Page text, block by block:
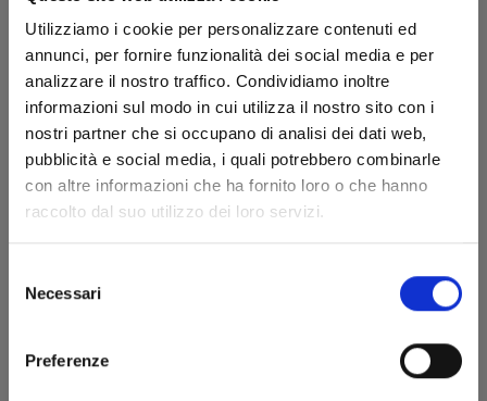
Utilizziamo i cookie per personalizzare contenuti ed
annunci, per fornire funzionalità dei social media e per
analizzare il nostro traffico. Condividiamo inoltre
informazioni sul modo in cui utilizza il nostro sito con i
nostri partner che si occupano di analisi dei dati web,
pubblicità e social media, i quali potrebbero combinarle
con altre informazioni che ha fornito loro o che hanno
raccolto dal suo utilizzo dei loro servizi.
delNecessari
Preferenze
FUSHIGI YUUGI n. 5